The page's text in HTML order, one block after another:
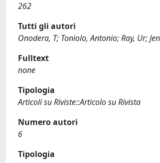
262
Tutti gli autori
Onodera, T; Toniolo, Antonio; Ray, Ur;
Fulltext
none
Tipologia
Articoli su Riviste::Articolo su Rivista
Numero autori
6
Tipologia